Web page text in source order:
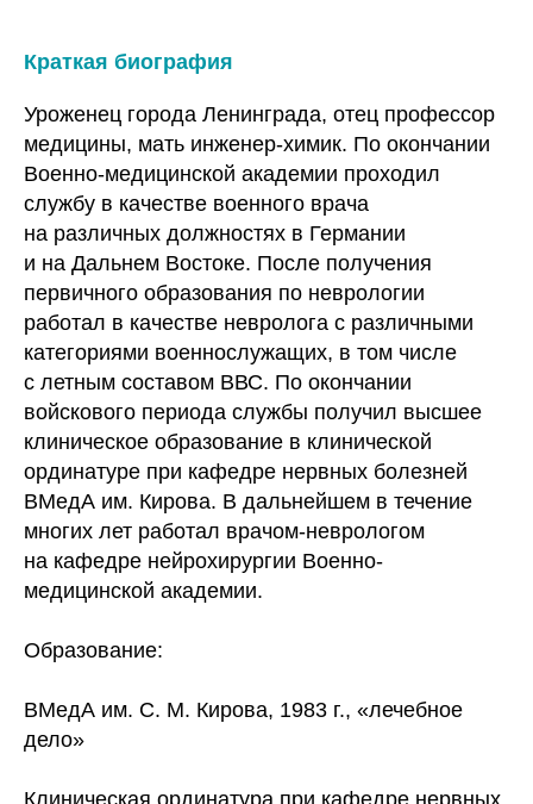
Краткая биография
Уроженец города Ленинграда, отец профессор
медицины, мать инженер-химик. По окончании
Военно-медицинской академии проходил
службу в качестве военного врача
на различных должностях в Германии
и на Дальнем Востоке. После получения
первичного образования по неврологии
работал в качестве невролога с различными
категориями военнослужащих, в том числе
с летным составом ВВС. По окончании
войскового периода службы получил высшее
клиническое образование в клинической
ординатуре при кафедре нервных болезней
ВМедА им. Кирова. В дальнейшем в течение
многих лет работал врачом-неврологом
на кафедре нейрохирургии Военно-
медицинской академии.
Образование:
ВМедА им. С. М. Кирова, 1983 г., «лечебное
дело»
Клиническая ординатура при кафедре нервных